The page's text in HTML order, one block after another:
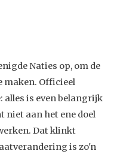
Naties op, om de
maken. Officieel
alles is even belangrijk
niet aan het ene doel
Dat klinkt
is zo'n